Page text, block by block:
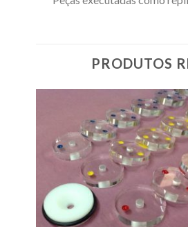
PRODUTOS
Adicionar
a lista de
desejos